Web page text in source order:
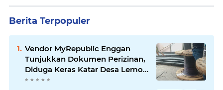
Berita Terpopuler
Vendor MyRepublic Enggan
Tunjukkan Dokumen Perizinan,
Diduga Keras Katar Desa Lemo
Disebut Handle Kordinasi